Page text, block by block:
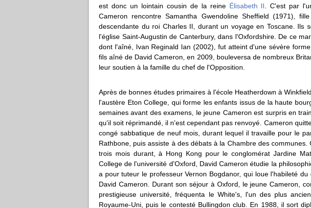
est donc un lointain cousin de la reine Élisabeth II . C'est par
Cameron rencontre Samantha Gwendoline Sheffield (1971),
descendante du roi Charles II, durant un voyage en Toscane. Ils
l'église Saint-Augustin de Canterbury, dans l'Oxfordshire. De ce
dont l'aîné, Ivan Reginald Ian (2002), fut atteint d'une sévère
fils aîné de David Cameron, en 2009, bouleversa de nombreux
leur soutien à la famille du chef de l'Opposition.
Après de bonnes études primaires à l'école Heatherdown à
l'austère Eton College, qui forme les enfants issus de la haute
semaines avant des examens, le jeune Cameron est surpris en
qu'il soit réprimandé, il n'est cependant pas renvoyé. Cameron
congé sabbatique de neuf mois, durant lequel il travaille pour le
Rathbone, puis assiste à des débats à la Chambre des communes.
trois mois durant, à Hong Kong pour le conglomérat Jardine
College de l'université d'Oxford, David Cameron étudie la
a pour tuteur le professeur Vernon Bogdanor, qui loue l'habileté
David Cameron. Durant son séjour à Oxford, le jeune Cameron,
prestigieuse université, fréquenta le White's, l'un des plus
Royaume-Uni, puis le contesté Bullingdon club. En 1988, il sort